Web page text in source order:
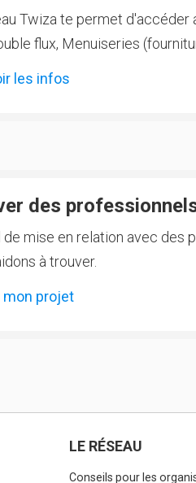
Twiza te permet d'accéder
flux, Menuiseries
les infos
des
de mise en relation avec des
à trouver.
mon projet
LE RÉSEAU
Conseils pour les